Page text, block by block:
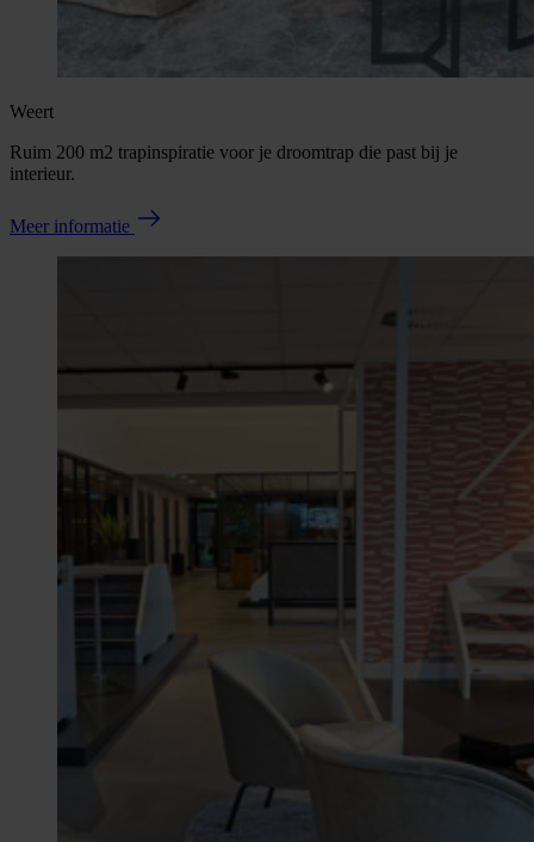
Weert
Ruim 200 m2 trapinspiratie voor je droomtrap die past bij je
interieur.
Meer informatie